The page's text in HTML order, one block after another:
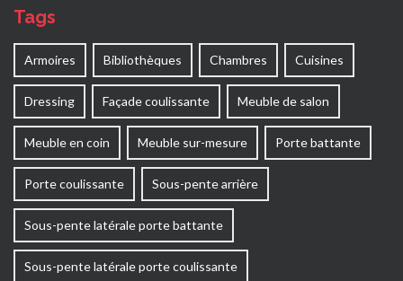
Tags
Armoires Bibliothèques Chambres Cuisines
Dressing Façade coulissante Meuble de salon
Meuble en coin Meuble sur-mesure Porte battante
Porte coulissante Sous-pente arrière
Sous-pente latérale porte battante
Sous-pente latérale porte coulissante